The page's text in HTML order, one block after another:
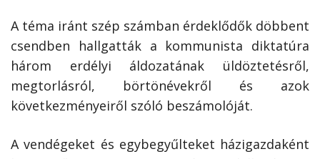
A téma iránt szép számban érdeklődők döbbent
csendben hallgatták a kommunista diktatúra
három erdélyi áldozatának üldöztetésről,
megtorlásról, börtönévekről és azok
következményeiről szóló beszámolóját.
A vendégeket és egybegyűlteket házigazdaként